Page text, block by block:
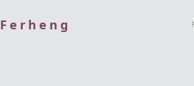
Ferheng